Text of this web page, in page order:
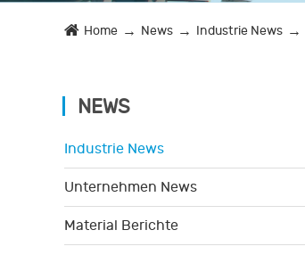
Home News Industrie News
NEWS
Industrie News
Unternehmen News
Material Berichte